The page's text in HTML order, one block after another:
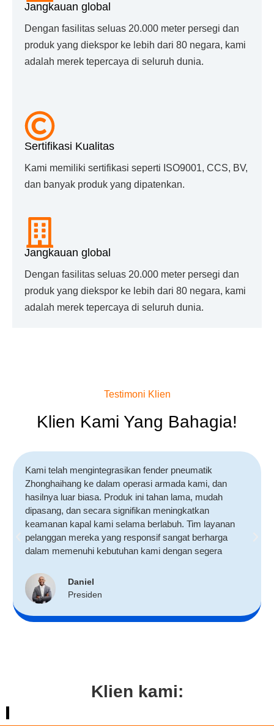
Jangkauan global
Dengan fasilitas seluas 20.000 meter persegi dan
produk yang diekspor ke lebih dari 80 negara, kami
adalah merek tepercaya di seluruh dunia.
Sertifikasi Kualitas
Kami memiliki sertifikasi seperti ISO9001, CCS, BV,
dan banyak produk yang dipatenkan.
Jangkauan global
Dengan fasilitas seluas 20.000 meter persegi dan
produk yang diekspor ke lebih dari 80 negara, kami
adalah merek tepercaya di seluruh dunia.
Testimoni Klien
Klien Kami Yang Bahagia!
Kami telah mengintegrasikan fender pneumatik
Zhonghaihang ke dalam operasi armada kami, dan
hasilnya luar biasa. Produk ini tahan lama, mudah
dipasang, dan secara signifikan meningkatkan
keamanan kapal kami selama berlabuh. Tim layanan
pelanggan mereka yang responsif sangat berharga
dalam memenuhi kebutuhan kami dengan segera
Daniel
Presiden
Klien kami: